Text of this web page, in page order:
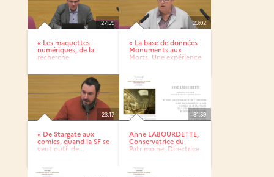
27:59
« Les maquettes
numériques, de la
recherche
23:02
« La base de données
Monuments aux
Morts. Une expérience
23:17
« De Stargate aux
comics, quand la SF se
veut outil de...
31:59
Anne LABOURDETTE,
Conservatrice du
Patrimoine, Directrice